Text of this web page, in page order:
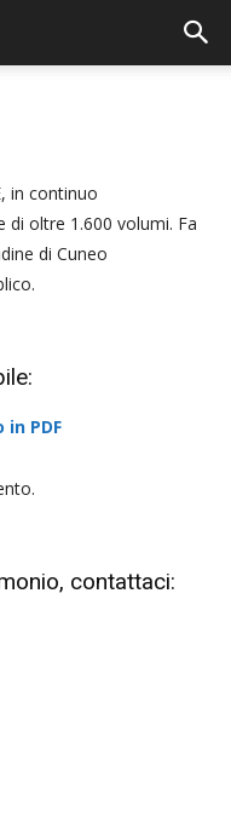
in continuo
oltre 1.600 volumi. Fa
di Cuneo
PDF
contattaci: